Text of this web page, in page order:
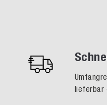
lieferbar